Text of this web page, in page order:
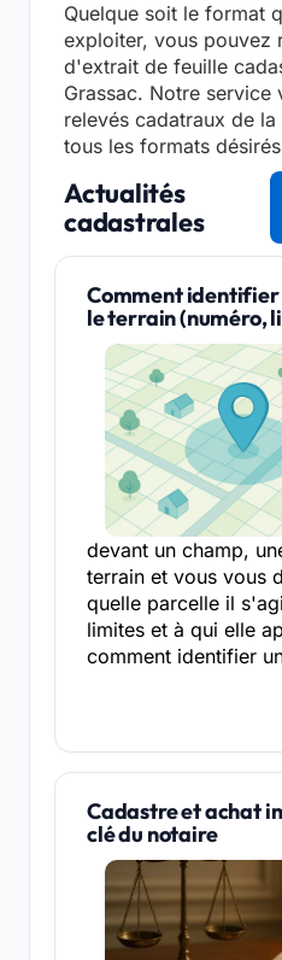
Quelque soit le format
exploiter, vous pouvez
d'extrait de feuille
Grassac. Notre service
relevés cadatraux de
tous les formats
Actualités
cadastrales
Comment identifier
le terrain (numéro,
devant un champ,
terrain et vous vous
quelle parcelle il
limites et à qui elle
comment identifier
Cadastre et achat
clé du notaire